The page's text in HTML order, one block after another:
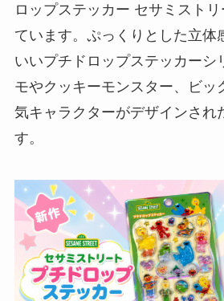
ロップステッカー セサミスト
ています。ぷっくりとした立体
いいプチドロップステッカーシ
モやクッキーモンスター、ビッ
気キャラクターがデザインされ
す。